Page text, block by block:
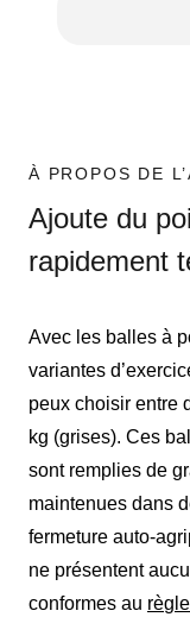
À PROPOS DE
Ajoute du
rapidement
Avec les balles à
variantes
peux choisir entre
kg (grises). Ces
sont remplies de
maintenues dans
fermeture auto-
ne présentent
conformes au